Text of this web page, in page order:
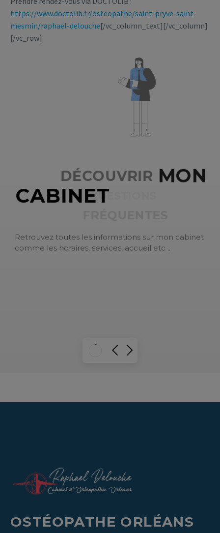
https://www.doctolib.fr/osteopathe/saint-pryve-saint-
mesmin/raphael-delouche[/vc_column_text][/vc_column]
[/vc_row]
OUVRIR MON
CABINET
comme les horaires, services, accueil etc ...
OSTÉOPATHE ORLÉANS